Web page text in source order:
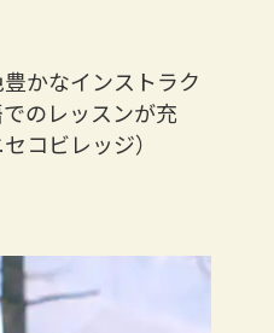
かなインストラク
のレッスンが充
コビレッジ）